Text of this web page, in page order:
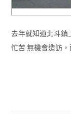
去年就知道北斗鎮
忙苦 無機會造訪